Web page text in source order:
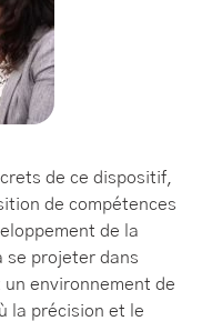
de ce dispositif,
de compétences
de la
se projeter dans
un environnement de
la précision et le